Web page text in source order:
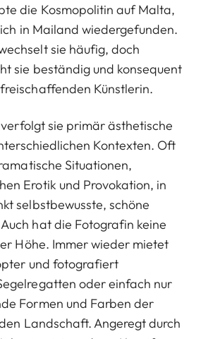
die Kosmopolitin auf Malta,
in Mailand wiedergefunden.
sie häufig, doch
sie beständig und konsequent
Künstlerin.
sie primär ästhetische
Kontexten. Oft
Situationen,
Erotik und Provokation, in
selbstbewusste, schöne
hat die Fotografin keine
Höhe. Immer wieder mietet
und fotografiert
oder einfach nur
Formen und Farben der
Landschaft. Angeregt durch